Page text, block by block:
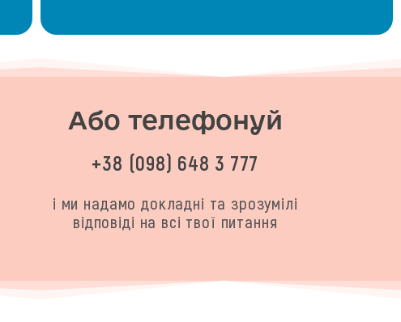
Або телефонуй
+38 (098) 648 3 777
і ми надамо докладні та зрозумілі
відповіді на всі твої питання